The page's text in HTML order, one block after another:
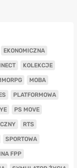
EKONOMICZNA
KOLEKCJE
MOBA
PLATFORMOWA
PS MOVE
RTS
SPORTOWA
FPP